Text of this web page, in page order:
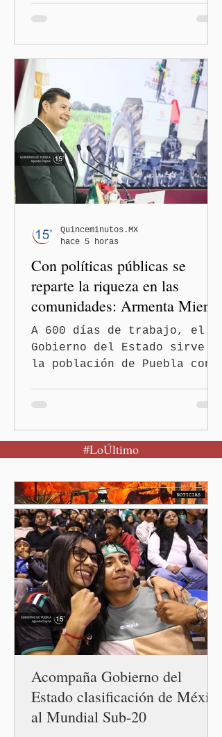
México. (Quinceminutos.MX).
—La Fiscalía General de la
República (FGR) informó
este jueves la detención
del exgobernador de
Guerrero, Ángel "N", por su
presunta participación en
el ocultamiento de
evidencias relacionadas con
la desaparición de los 43
Normal Rural "Raúl Isidro
Burgos" de Ayotzinapa. A
través
Con políticas públicas se
reparte la riqueza en las
comunidades: Armenta Mier
A 600 días de trabajo, el
Gobierno del Estado sirve a
la población de Puebla con
pública heredada del Museo
Internacional del Barroco
del erario en los gobiernos
neoliberales del pasado.
Quinceminutos.MX
hace 5 horas
#LoÚltimo
Acompaña Gobierno del
Estado clasificación de México
al Mundial Sub-20